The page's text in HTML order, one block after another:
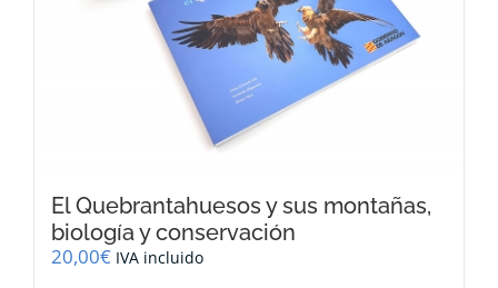
El Quebrantahuesos y sus montañas,
biología y conservación
20,00€ IVA incluido